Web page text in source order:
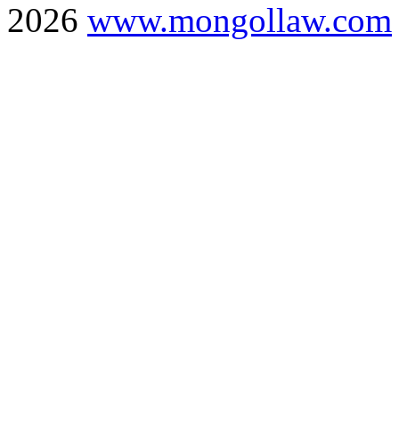
2026 www.mongollaw.com